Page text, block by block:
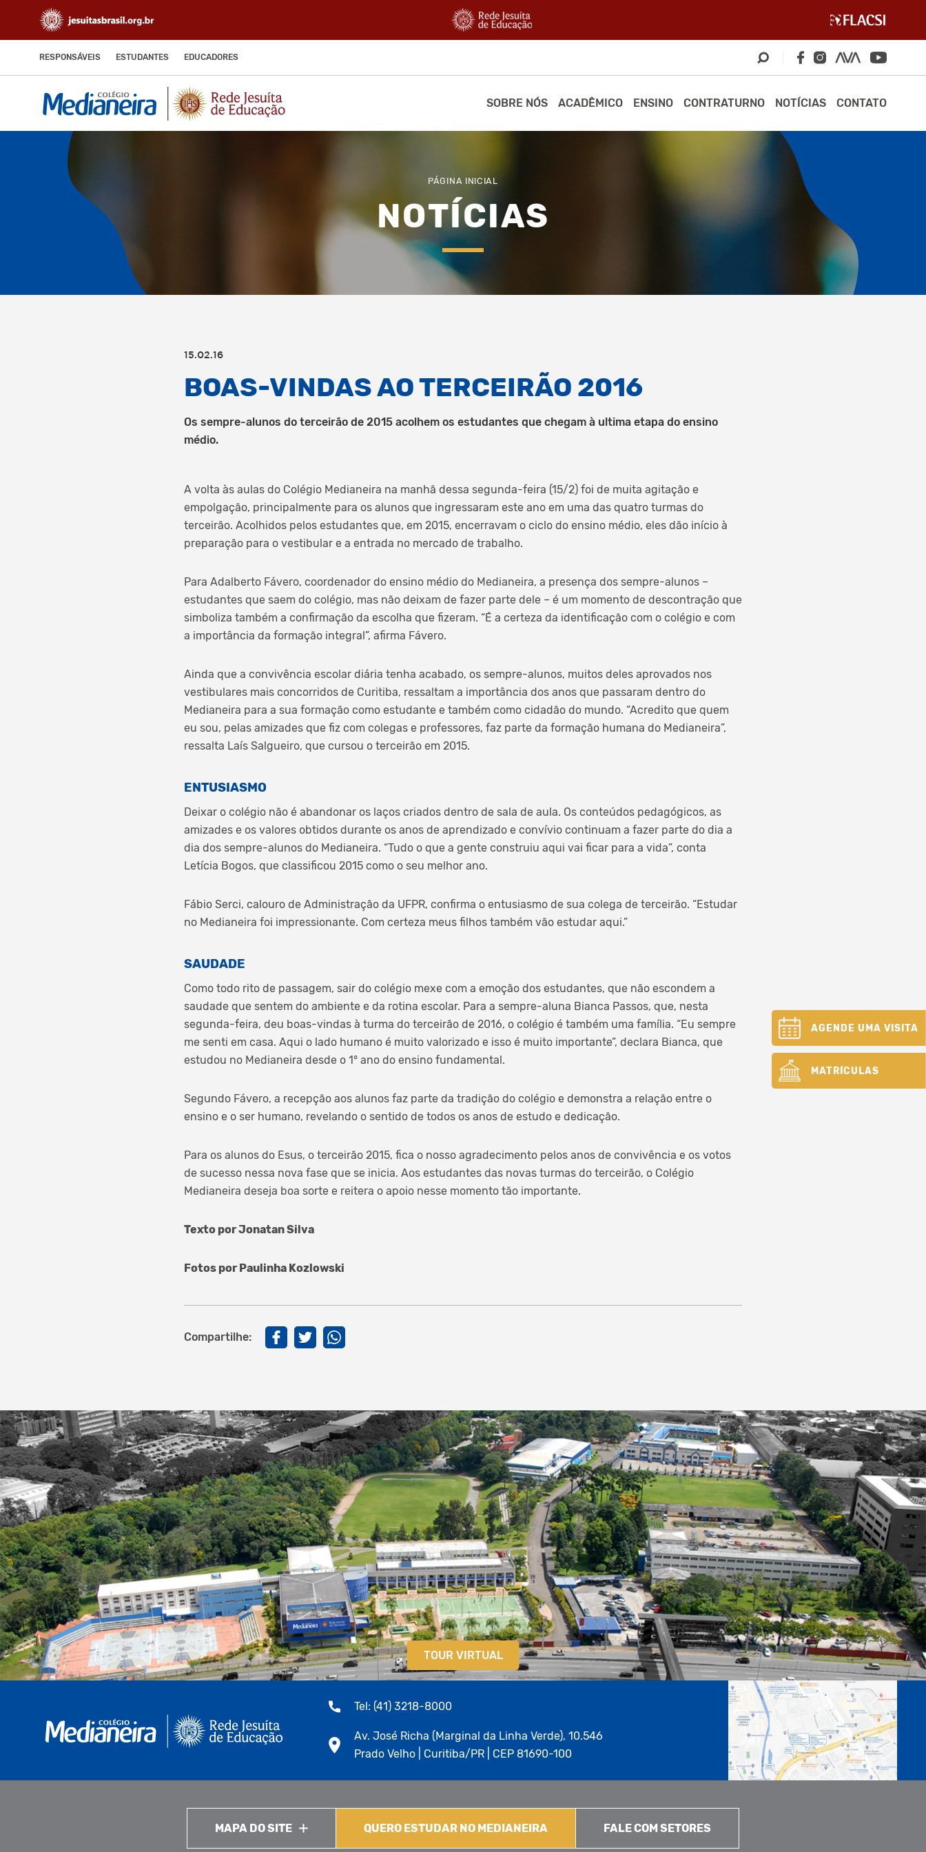
RESPONSÁVEIS ESTUDANTES EDUCADORES
SOBRE NÓS ACADÊMICO ENSINO CONTRATURNO NOTÍCIAS CONTATO
PÁGINA INICIAL
NOTÍCIAS
15.02.16
BOAS-VINDAS AO TERCEIRÃO 2016
Os sempre-alunos do terceirão de 2015 acolhem os estudantes que chegam à ultima etapa do ensino
médio.
A volta às aulas do Colégio Medianeira na manhã dessa segunda-feira (15/2) foi de muita agitação e
empolgação, principalmente para os alunos que ingressaram este ano em uma das quatro turmas do
terceirão. Acolhidos pelos estudantes que, em 2015, encerravam o ciclo do ensino médio, eles dão início à
preparação para o vestibular e a entrada no mercado de trabalho.
Para Adalberto Fávero, coordenador do ensino médio do Medianeira, a presença dos sempre-alunos –
estudantes que saem do colégio, mas não deixam de fazer parte dele – é um momento de descontração que
simboliza também a confirmação da escolha que fizeram. “É a certeza da identificação com o colégio e com
a importância da formação integral”, afirma Fávero.
Ainda que a convivência escolar diária tenha acabado, os sempre-alunos, muitos deles aprovados nos
vestibulares mais concorridos de Curitiba, ressaltam a importância dos anos que passaram dentro do
Medianeira para a sua formação como estudante e também como cidadão do mundo. “Acredito que quem
eu sou, pelas amizades que fiz com colegas e professores, faz parte da formação humana do Medianeira”,
ressalta Laís Salgueiro, que cursou o terceirão em 2015.
ENTUSIASMO
Deixar o colégio não é abandonar os laços criados dentro de sala de aula. Os conteúdos pedagógicos, as
amizades e os valores obtidos durante os anos de aprendizado e convívio continuam a fazer parte do dia a
dia dos sempre-alunos do Medianeira. “Tudo o que a gente construiu aqui vai ficar para a vida”, conta
Letícia Bogos, que classificou 2015 como o seu melhor ano.
Fábio Serci, calouro de Administração da UFPR, confirma o entusiasmo de sua colega de terceirão. “Estudar
no Medianeira foi impressionante. Com certeza meus filhos também vão estudar aqui.”
SAUDADE
Como todo rito de passagem, sair do colégio mexe com a emoção dos estudantes, que não escondem a
saudade que sentem do ambiente e da rotina escolar. Para a sempre-aluna Bianca Passos, que, nesta
segunda-feira, deu boas-vindas à turma do terceirão de 2016, o colégio é também uma família. “Eu sempre
me senti em casa. Aqui o lado humano é muito valorizado e isso é muito importante”, declara Bianca, que
estudou no Medianeira desde o 1° ano do ensino fundamental.
Segundo Fávero, a recepção aos alunos faz parte da tradição do colégio e demonstra a relação entre o
ensino e o ser humano, revelando o sentido de todos os anos de estudo e dedicação.
Para os alunos do Esus, o terceirão 2015, fica o nosso agradecimento pelos anos de convivência e os votos
de sucesso nessa nova fase que se inicia. Aos estudantes das novas turmas do terceirão, o Colégio
Medianeira deseja boa sorte e reitera o apoio nesse momento tão importante.
Texto por Jonatan Silva
Fotos por Paulinha Kozlowski
Compartilhe:
AGENDE UMA VISITA
MATRÍCULAS
TOUR VIRTUAL
Tel: (41) 3218-8000
Av. José Richa (Marginal da Linha Verde), 10.546
Prado Velho | Curitiba/PR | CEP 81690-100
MAPA DO SITE QUERO ESTUDAR NO MEDIANEIRA FALE COM SETORES